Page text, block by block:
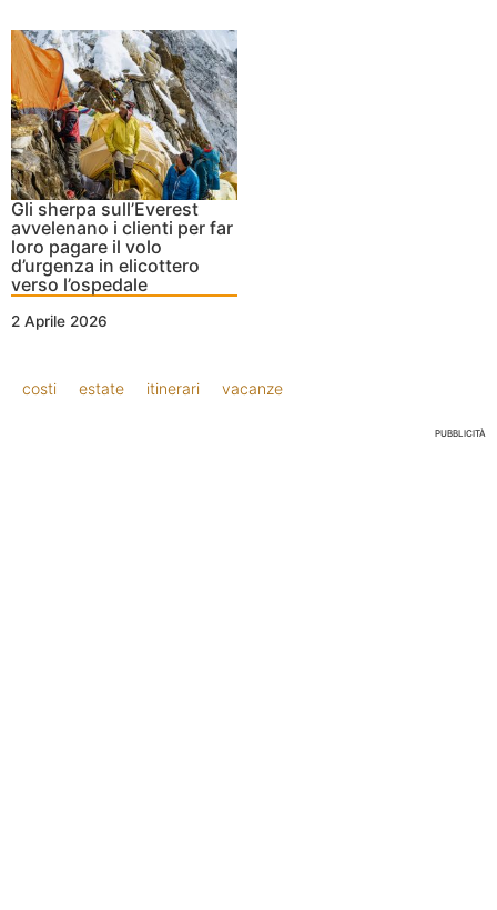
Gli sherpa sull’Everest
avvelenano i clienti per far
loro pagare il volo
d’urgenza in elicottero
verso l’ospedale
2 Aprile 2026
costi estate itinerari vacanze
PUBBLICITÀ